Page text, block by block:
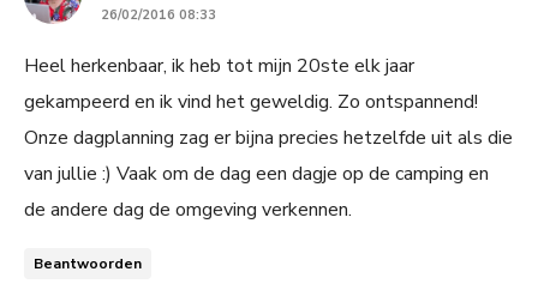
26/02/2016 08:33
Heel herkenbaar, ik heb tot mijn 20ste elk jaar
gekampeerd en ik vind het geweldig. Zo ontspannend!
Onze dagplanning zag er bijna precies hetzelfde uit als die
van jullie :) Vaak om de dag een dagje op de camping en
de andere dag de omgeving verkennen.
Beantwoorden